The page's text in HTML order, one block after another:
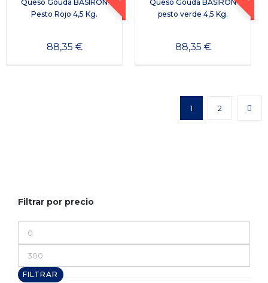
Queso Gouda BASIRON
Pesto Rojo 4,5 Kg.
88,35 €
Queso Gouda BASIRON
pesto verde 4,5 Kg.
88,35 €
1 2
Filtrar por precio
mínimo
máximo
FILTRAR